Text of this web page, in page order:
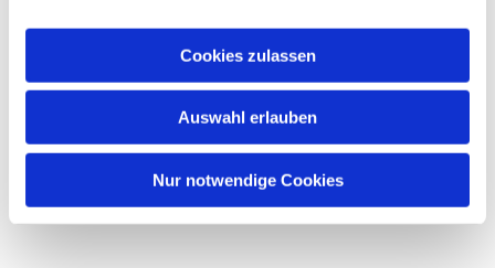
Cookies zulassen
Auswahl erlauben
Nur notwendige Cookies
Dies könnte Sie auch
interessieren